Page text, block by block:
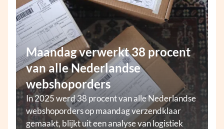
Maandag verwerkt 38 procent
van alle Nederlandse
webshoporders
In 2025 werd 38 procent van alle Nederlandse
webshoporders op maandag verzendklaar
gemaakt, blijkt uit een analyse van logistiek